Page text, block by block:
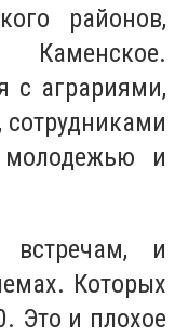
районов,
с аграриями,
молодежью и
и
Которых
Это и плохое